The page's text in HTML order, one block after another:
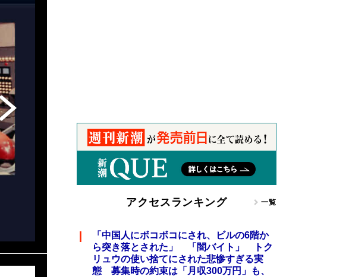
アクセスランキング 一覧
「中国人にボコボコにされ、ビルの6階か
ら突き落とされた」 「闇バイト」 トク
リュウの使い捨てにされた悲惨すぎる実
態 募集時の約束は「月収300万円」も、